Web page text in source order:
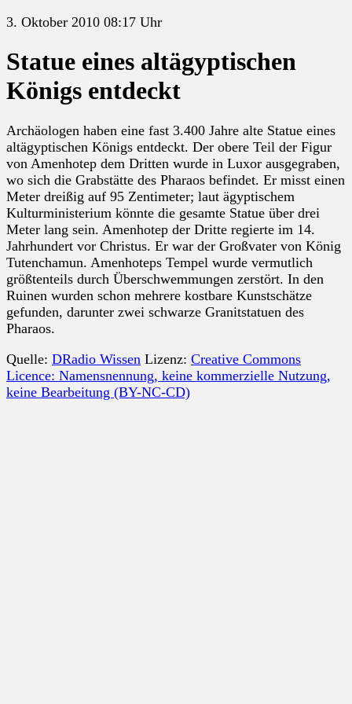
3. Oktober 2010 08:17 Uhr
Statue eines altägyptischen
Königs entdeckt
Archäologen haben eine fast 3.400 Jahre alte Statue eines
altägyptischen Königs entdeckt. Der obere Teil der Figur
von Amenhotep dem Dritten wurde in Luxor ausgegraben,
wo sich die Grabstätte des Pharaos befindet. Er misst einen
Meter dreißig auf 95 Zentimeter; laut ägyptischem
Kulturministerium könnte die gesamte Statue über drei
Meter lang sein. Amenhotep der Dritte regierte im 14.
Jahrhundert vor Christus. Er war der Großvater von König
Tutenchamun. Amenhoteps Tempel wurde vermutlich
größtenteils durch Überschwemmungen zerstört. In den
Ruinen wurden schon mehrere kostbare Kunstschätze
gefunden, darunter zwei schwarze Granitstatuen des
Pharaos.
Quelle: DRadio Wissen Lizenz: Creative Commons
Licence: Namensnennung, keine kommerzielle Nutzung,
keine Bearbeitung (BY-NC-CD)